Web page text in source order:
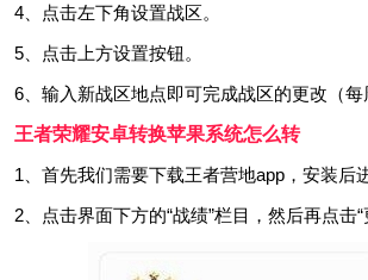
4、点击左下角设置战区。
5、点击上方设置按钮。
6、输入新战区地点即可完成战区的更改（每
王者荣耀安卓转换苹果系统怎么转
1、首先我们需要下载王者营地app，安装后
2、点击界面下方的“战绩”栏目，然后再点击“